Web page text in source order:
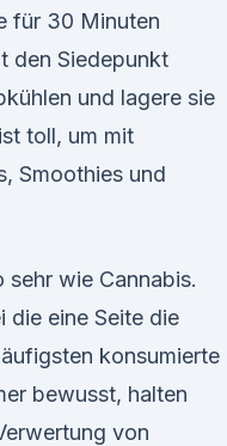
für 30 Minuten
den Siedepunkt
und lagere sie
toll, um mit
Smoothies und
sehr wie Cannabis.
die eine Seite die
konsumierte
bewusst, halten
von